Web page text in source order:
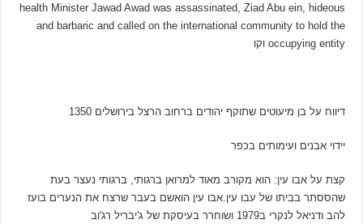
health Minister Jawad Awad was assassinated, Ziad Abu ein, hideous
and barbaric and called on the international community to hold the
occupying entity וקו
דיווח על בן מיעוטים שתוקף יהודים ברחוב הרצל בירושלים 1350
יידוי אבנים ועימותים בכפר
קצת על אבו עין: הוא מקורב מאוד למרואן ברגותי, ברגותי נעצר בעת
שהססתר בביתו של עבו עין.אבו עין הואשם בעבר שרצח את הנערים בועז
להב ודניאל לנקרי ב1979 ושוחרר בעיסקת של ג'יבריל רג'וב